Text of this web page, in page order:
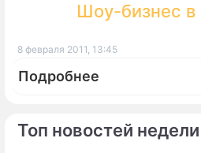
Топ новостей недели
Шоу-бизнес в
8 февраля 2011, 13:45
Подробнее